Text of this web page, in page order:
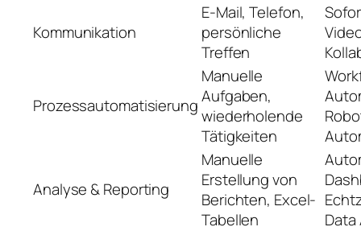
Kommunikation
E-Mail, Telefon,
persönliche
Treffen
Prozessautomatisierung
Manuelle
Aufgaben,
wiederholende
Tätigkeiten
Analyse & Reporting
Manuelle
Erstellung von
Berichten, Excel-
Tabellen
Data